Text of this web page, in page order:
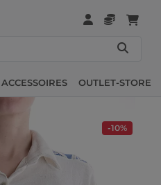
ACCESSOIRES OUTLET-STORE
-10%